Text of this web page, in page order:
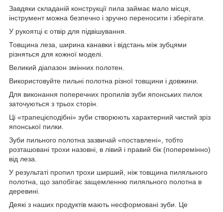
Завдяки складаній конструкції пила займає мало місця,
інструмент можна безпечно і зручно переносити і зберігати.
У рукоятці є отвір для підвішування.
Товщина леза, ширина канавки і відстань між зубцями
різняться для кожної моделі.
Великий діапазон змінних полотен.
Використовуйте пильні полотна різної товщини і довжини.
Для виконання поперечних пропилів зуби японських пилок
заточуються з трьох сторін.
Ці «трапецієподібні» зуби створюють характерний чистий зріз
японської пилки.
Зуби пильного полотна зазвичай «поставлені», тобто
розташовані трохи назовні, в лівий і правий бік (поперемінно)
від леза.
У результаті пропил трохи ширший, ніж товщина пиляльного
полотна, що запобігає защемленню пиляльного полотна в
деревині.
Деякі з наших продуктів мають несформовані зуби. Це